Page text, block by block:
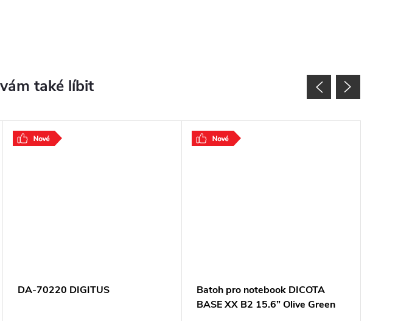
DA-70220 DIGITUS
Batoh pro notebook DICOTA
BASE XX B2 15.6” Olive Green